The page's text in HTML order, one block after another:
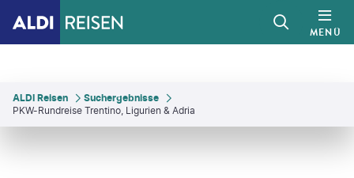
MENÜ
ALDI Reisen
Suchergebnisse
PKW-Rundreise Trentino, Ligurien & Adria